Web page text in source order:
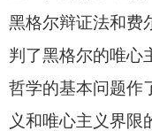
黑格尔辩证法和费
判了黑格尔的唯心
哲学的基本问题作
义和唯心主义界限